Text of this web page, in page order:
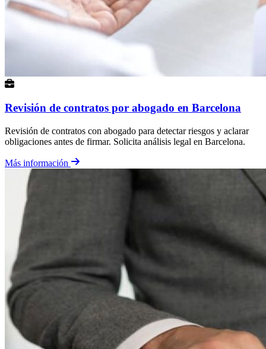
Revisión de contratos por abogado en Barcelona
Revisión de contratos con abogado para detectar riesgos y aclarar
obligaciones antes de firmar. Solicita análisis legal en Barcelona.
Más información